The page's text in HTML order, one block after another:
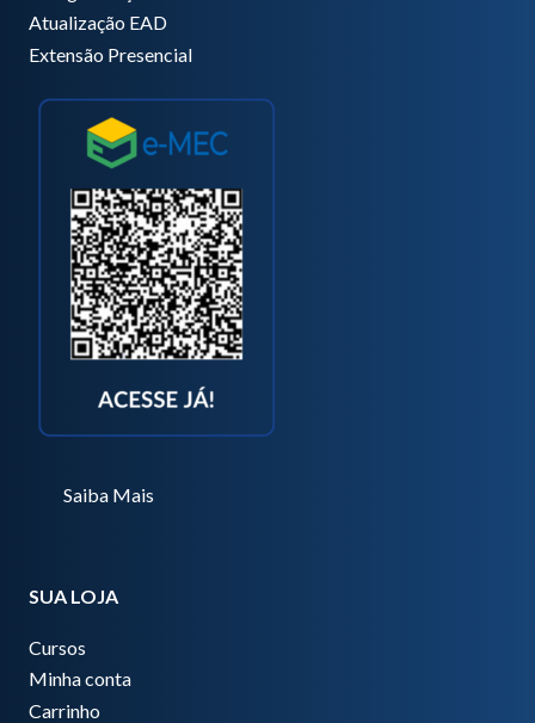
Atualização EAD
Extensão Presencial
Saiba Mais
SUA LOJA
Cursos
Minha conta
Carrinho